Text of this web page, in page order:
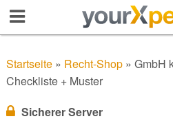
Startseite» Recht-Shop» GmbH
Checkliste + Muster
Sicherer Server